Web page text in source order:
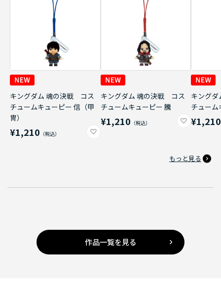
キングダム 魂の決戦 コス
チュームキューピー 信（甲
冑）
¥1,210
キングダム 魂の決戦 コス
チュームキューピー 騰
¥1,210
キング
チューム
¥1,210
もっと見る
作品一覧を見る